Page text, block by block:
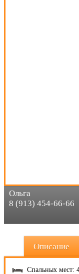
Ольга
8 (913) 454-66-66
Описание
Спальных мест: